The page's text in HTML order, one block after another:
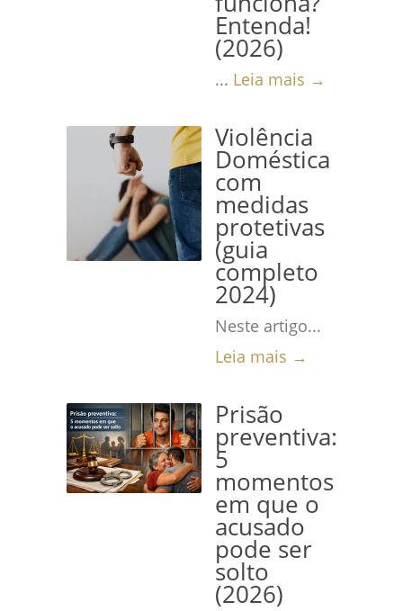
Entenda!
(2026)
... Leia mais →
Violência
Doméstica
com
medidas
protetivas
(guia
completo
2024)
Neste artigo...
Leia mais →
Prisão
preventiva:
5
momentos
em que o
acusado
pode ser
solto
(2026)